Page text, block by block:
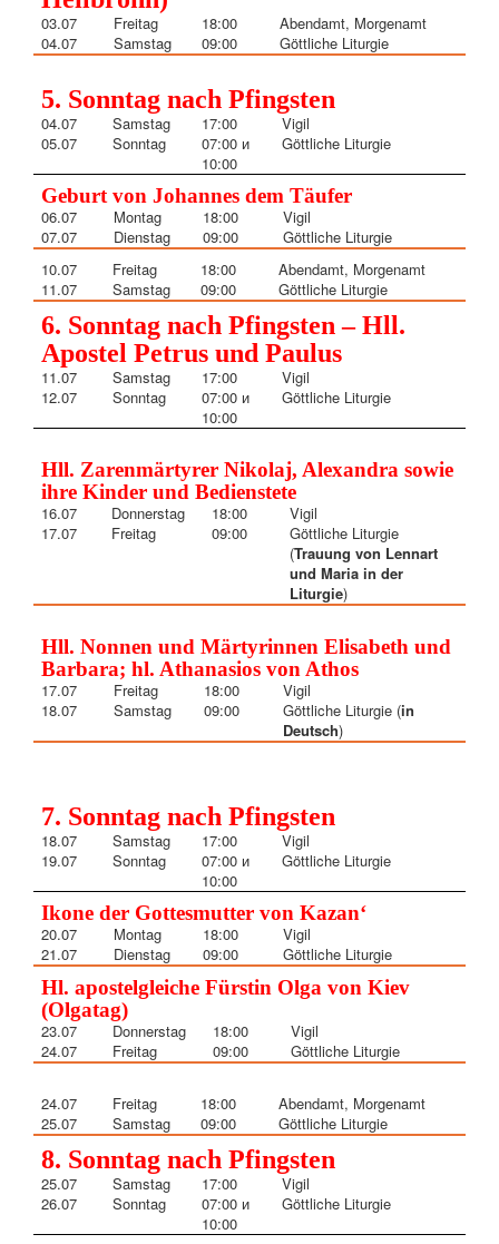
03.07 Freitag 18:00
Abendamt, Morgenamt
04.07
Samstag 09:00 Göttliche Liturgie
5. Sonntag nach Pfingsten
04.07 Samstag 17:00
Vigil
05.07 Sonntag 07:00 и
10:00
Göttliche Liturgie
Geburt von Johannes dem Täufer
06.07 Montag 18:00
Vigil
07.07
Dienstag 09:00
Göttliche Liturgie
10.07
Freitag 18:00
Abendamt, Morgenamt
11.07
Samstag 09:00 Göttliche Liturgie
6. Sonntag nach Pfingsten – Hll.
Apostel Petrus und Paulus
11.07 Samstag 17:00
Vigil
12.07
Sonntag
07:00 и
10:00
Göttliche Liturgie
Hll. Zarenmärtyrer Nikolaj, Alexandra sowie
ihre Kinder und Bedienstete
16.07 Donnerstag 18:00
Vigil
17.07
Freitag 09:00
Göttliche Liturgie
(Trauung von Lennart
und Maria in der
Liturgie)
Hll. Nonnen und Märtyrinnen Elisabeth und
Barbara; hl. Athanasios von Athos
17.07 Freitag 18:00
Vigil
18.07
Samstag 09:00 Göttliche Liturgie (in
Deutsch)
7. Sonntag nach Pfingsten
18.07 Samstag 17:00
Vigil
19.07
Sonntag
07:00 и
10:00
Göttliche Liturgie
Ikone der Gottesmutter von Kazan‘
20.07 Montag 18:00
Vigil
21.07
Dienstag 09:00 Göttliche Liturgie
Hl. apostelgleiche Fürstin Olga von Kiev
(Olgatag)
23.07 Donnerstag 18:00
Vigil
24.07
Freitag 09:00 Göttliche Liturgie
24.07 Freitag 18:00
Abendamt, Morgenamt
25.07
Samstag 09:00 Göttliche Liturgie
8. Sonntag nach Pfingsten
25.07 Samstag 17:00
Vigil
26.07
Sonntag
07:00 и
10:00
Göttliche Liturgie